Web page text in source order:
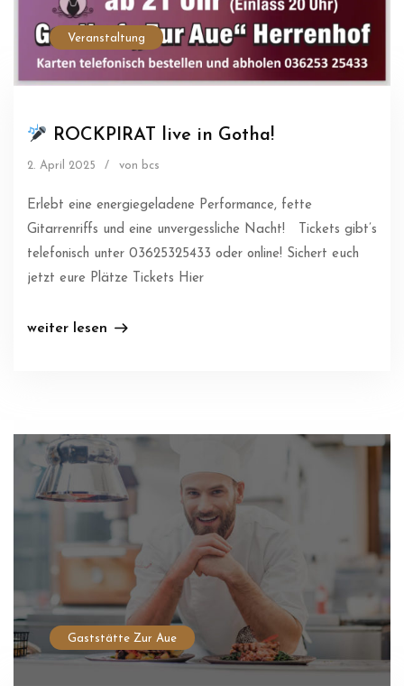
Veranstaltung
ROCKPIRAT live in Gotha!
2. April 2025 / von bcs
Erlebt eine energiegeladene Performance, fette
Gitarrenriffs und eine unvergessliche Nacht! Tickets gibt’s
telefonisch unter 03625325433 oder online! Sichert euch
jetzt eure Plätze Tickets Hier
weiter lesen
Gaststätte Zur Aue